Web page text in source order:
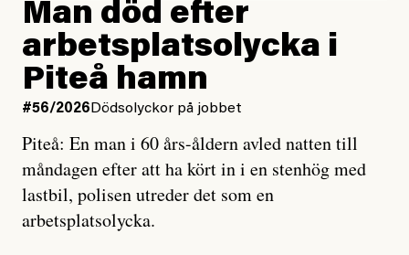
Vad betyder det att vara en röd, grön och oberoende
tidning?
Vad är bra journalistik?
Ett försök till korta svar som jag hoppas kan förtydliga
för Kuhn och Sassarinis-McGowan och andra hur jag
som chefredaktör ser på Dagens ETC:s uppdrag och
roll.
Jag lärde mig renovera
enligt uråldrig metod
och lade min sista ungdom
på att laga en gammal bod.
Jag sökte ljuset och meningen,
efter det som var rent, rätt och sant,
och aldrig såg jag det klarare än
när jag ombord på bussen hjälpte en tant.
Man död efter
arbetsplatsolycka i
Piteå hamn
#56/2026 Dödsolyckor på jobbet
Piteå: En man i 60 års-åldern avled natten till
måndagen efter att ha kört in i en stenhög med
lastbil, polisen utreder det som en
arbetsplatsolycka.